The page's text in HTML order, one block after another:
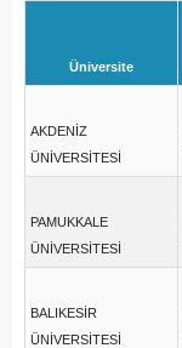
Üniversite
AKDENİZ
ÜNİVERSİTESİ
PAMUKKALE
ÜNİVERSİTESİ
BALIKESİR
ÜNİVERSİTESİ